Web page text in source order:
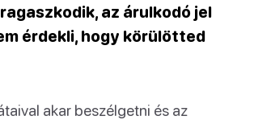
az árulkodó jel
érdekli, hogy körülötted
akar beszélgetni és az